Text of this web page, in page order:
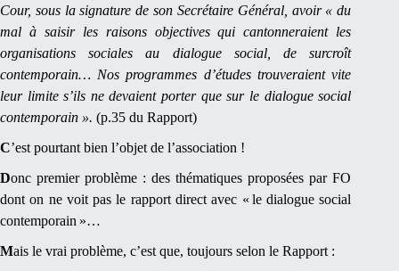
Cour, sous la signature de son Secrétaire Général, avoir « du
mal à saisir les raisons objectives qui cantonneraient les
organisations sociales au dialogue social, de surcroît
contemporain… Nos programmes d’études trouveraient vite
leur limite s’ils ne devaient porter que sur le dialogue social
contemporain ». (p.35 du Rapport)
C’est pourtant bien l’objet de l’association !
Donc premier problème : des thématiques proposées par FO
dont on ne voit pas le rapport direct avec « le dialogue social
contemporain »…
Mais le vrai problème, c’est que, toujours selon le Rapport :